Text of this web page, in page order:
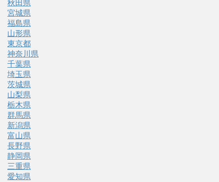
秋田県
宮城県
福島県
山形県
東京都
神奈川県
千葉県
埼玉県
茨城県
山梨県
栃木県
群馬県
新潟県
富山県
長野県
静岡県
三重県
愛知県